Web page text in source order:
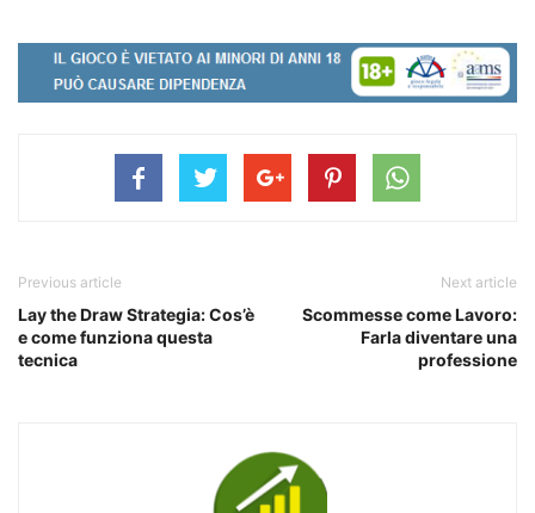
Previous article
Lay the Draw Strategia: Cos’è
e come funziona questa
tecnica
Next article
Scommesse come Lavoro:
Farla diventare una
professione